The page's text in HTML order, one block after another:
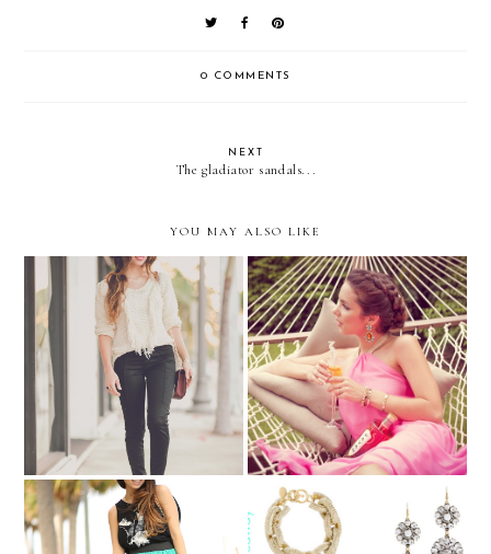
0 COMMENTS
NEXT
The gladiator sandals...
YOU MAY ALSO LIKE
H&M 50 states of
FASHION!!
Miami Swim Week with
Pavan....